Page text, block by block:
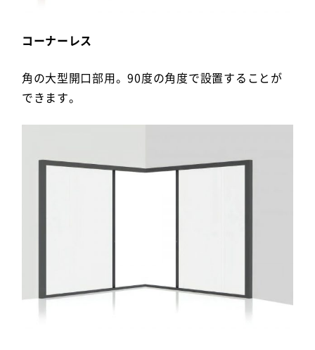
コーナーレス
角の大型開口部用。90度の角度で設置することが
できます。